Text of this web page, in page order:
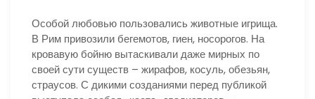
Особой любовью пользовались животные игрища.
В Рим привозили бегемотов, гиен, носорогов. На
кровавую бойню вытаскивали даже мирных по
своей сути существ – жирафов, косуль, обезьян,
страусов. С дикими созданиями перед публикой